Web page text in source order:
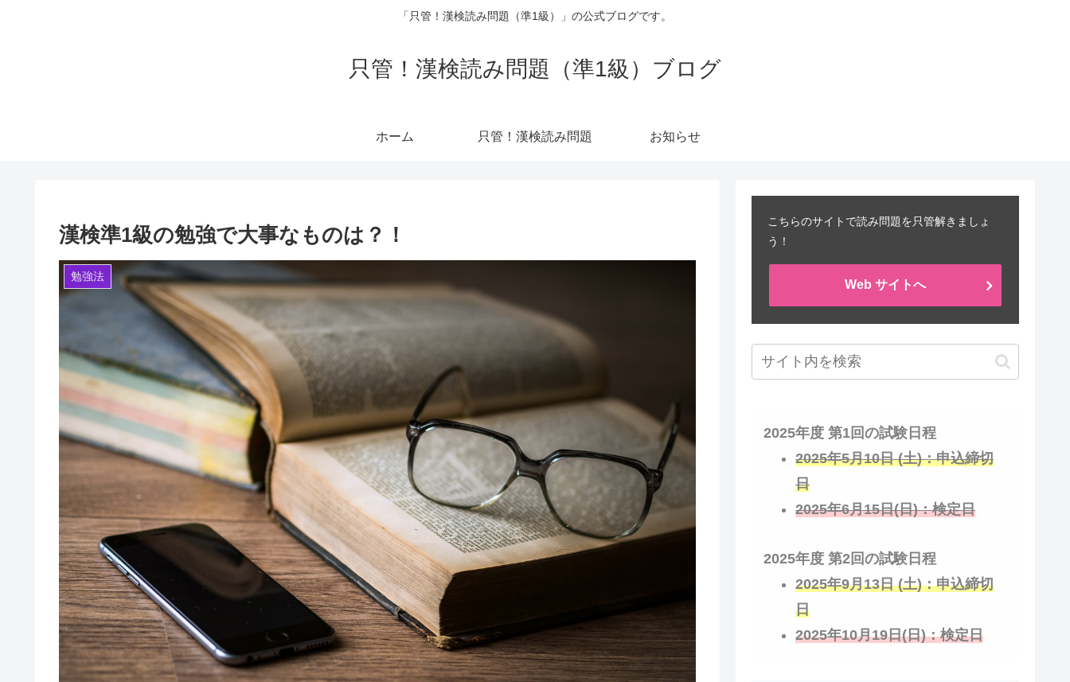
「只管！漢検読み問題（準1級）」の公式ブログです。
只管！漢検読み問題（準1級）ブログ
ホーム 只管！漢検読み問題 お知らせ
漢検準1級の勉強で大事なものは？！
勉強法
こちらのサイトで読み問題を只管解きましょ
う！
Web サイトへ
2025年度 第1回の試験日程
2025年5月10日 (土)：申込締切
日
2025年6月15日(日)：検定日
2025年度 第2回の試験日程
2025年9月13日 (土)：申込締切
日
2025年10月19日(日)：検定日